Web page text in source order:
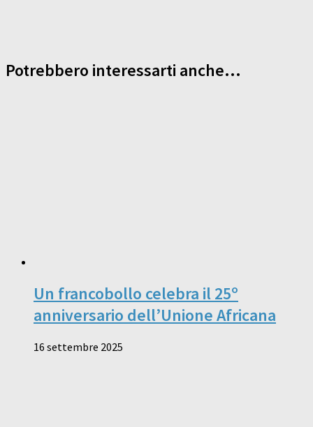
Potrebbero interessarti anche...
Un francobollo celebra il 25º
anniversario dell’Unione Africana
16 settembre 2025